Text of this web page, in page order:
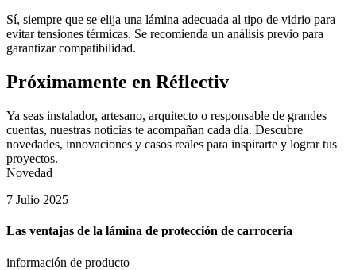
Sí, siempre que se elija una lámina adecuada al tipo de vidrio para
evitar tensiones térmicas. Se recomienda un análisis previo para
garantizar compatibilidad.
Próximamente en Réflectiv
Ya seas instalador, artesano, arquitecto o responsable de grandes
cuentas, nuestras noticias te acompañan cada día. Descubre
novedades, innovaciones y casos reales para inspirarte y lograr tus
proyectos.
Novedad
7 Julio 2025
Las ventajas de la lámina de protección de carrocería
información de producto